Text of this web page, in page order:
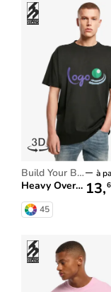
Build Your Brand
Heavy Oversize Tee
à
13,
45